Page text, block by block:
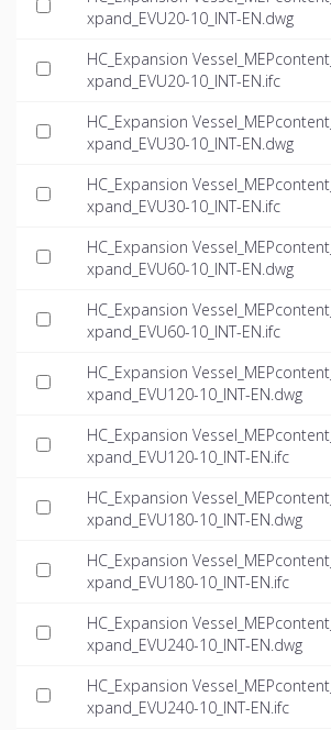
xpand_EVU20-10_INT-EN.dwg
HC_Expansion
xpand_EVU20-10_INT-EN.ifc
HC_Expansion
xpand_EVU30-10_INT-EN.dwg
HC_Expansion
xpand_EVU30-10_INT-EN.ifc
HC_Expansion
xpand_EVU60-10_INT-EN.dwg
HC_Expansion
xpand_EVU60-10_INT-EN.ifc
HC_Expansion
xpand_EVU120-10_INT-EN.dwg
HC_Expansion
xpand_EVU120-10_INT-EN.ifc
HC_Expansion
xpand_EVU180-10_INT-EN.dwg
HC_Expansion
xpand_EVU180-10_INT-EN.ifc
HC_Expansion
xpand_EVU240-10_INT-EN.dwg
HC_Expansion
xpand_EVU240-10_INT-EN.ifc